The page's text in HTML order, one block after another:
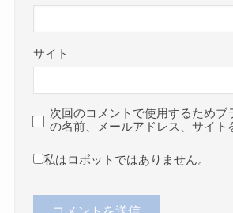
サイト
次回のコメントで使用するためブ
の名前、メールアドレス、サイト
私はロボットではありません。